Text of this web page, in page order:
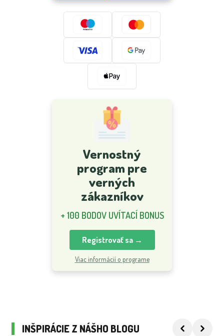
Vernostný
program pre
verných
zákazníkov
+ 100 BODOV UVÍTACÍ BONUS
Registrovať sa →
Viac informácií o programe
INŠPIRÁCIE Z NÁŠHO BLOGU